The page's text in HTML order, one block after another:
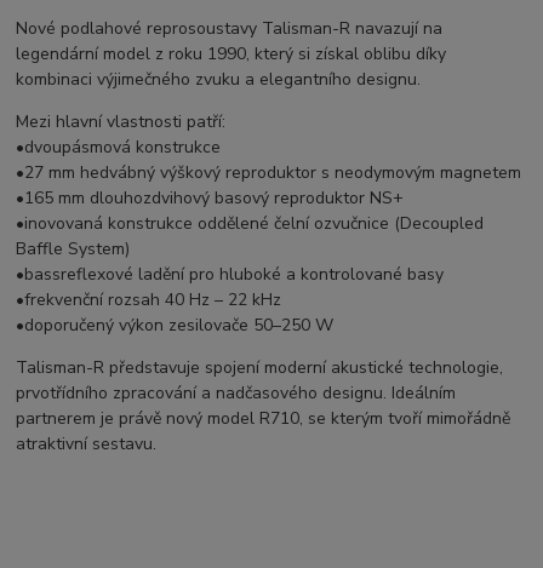
Nové podlahové reprosoustavy Talisman-R navazují na
legendární model z roku 1990, který si získal oblibu díky
kombinaci výjimečného zvuku a elegantního designu.
Mezi hlavní vlastnosti patří:
•dvoupásmová konstrukce
•27 mm hedvábný výškový reproduktor s neodymovým magnetem
•165 mm dlouhozdvihový basový reproduktor NS+
•inovovaná konstrukce oddělené čelní ozvučnice (Decoupled
Baffle System)
•bassreflexové ladění pro hluboké a kontrolované basy
•frekvenční rozsah 40 Hz – 22 kHz
•doporučený výkon zesilovače 50–250 W
Talisman-R představuje spojení moderní akustické technologie,
prvotřídního zpracování a nadčasového designu. Ideálním
partnerem je právě nový model R710, se kterým tvoří mimořádně
atraktivní sestavu.